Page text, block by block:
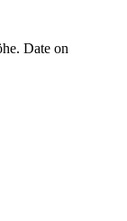
Date on